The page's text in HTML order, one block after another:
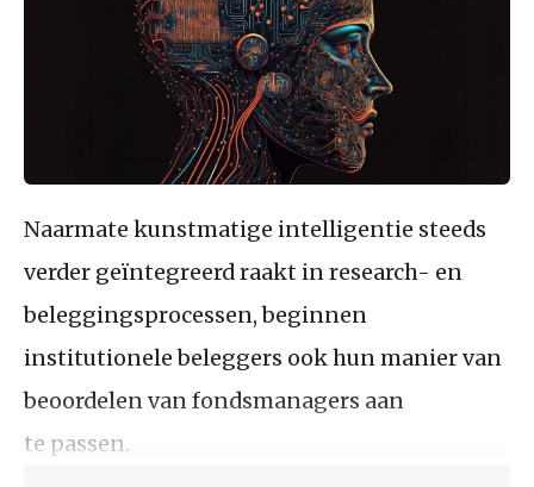
Naarmate kunstmatige intelligentie steeds
verder geïntegreerd raakt in research- en
beleggingsprocessen, beginnen
institutionele beleggers ook hun manier van
beoordelen van fondsmanagers aan
te passen.